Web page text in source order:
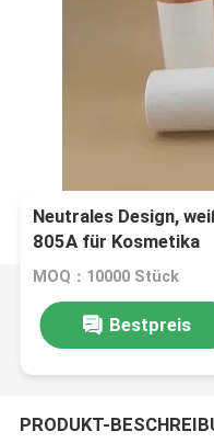
Neutrales Design,
805A für Kosmetika
MOQ：10000 Stück
Bestpreis
PRODUKT-